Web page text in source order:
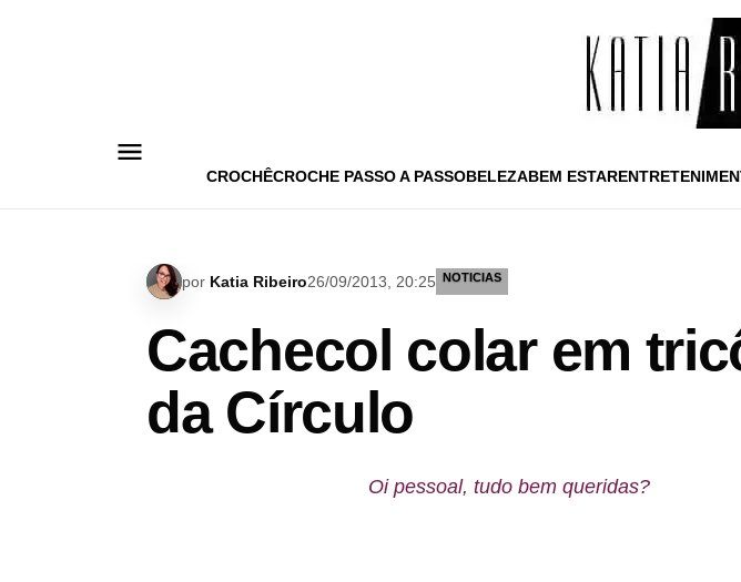
CROCHÊCROCHE PASSO A PASSOBELEZABEM ESTAR
por Katia Ribeiro26/09/2013, 20:25 NOTICIAS
Cachecol colar em
da Círculo
Oi pessoal, tudo bem queridas?